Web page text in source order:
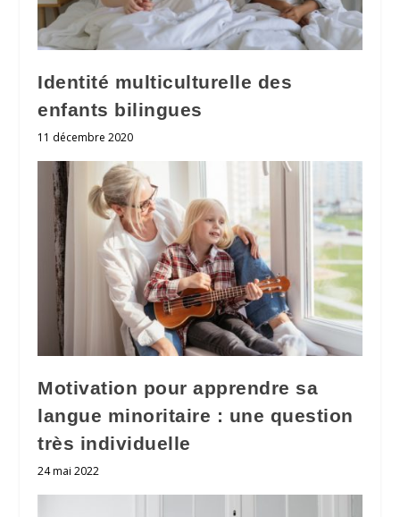
Identité multiculturelle des
enfants bilingues
11 décembre 2020
Motivation pour apprendre sa
langue minoritaire : une question
très individuelle
24 mai 2022